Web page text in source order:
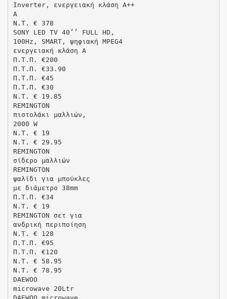
Ιnverter, ενεργειακή κλάση Α++
A
N.T. € 378
SONY LED TV 40’’ FULL HD,
100Hz, SMART, ψηφιακή MPEG4
ενεργειακή κλάση Α
Π.Τ.Π. €200
Π.Τ.Π. €33.90
Π.Τ.Π. €45
Π.Τ.Π. €30
N.T. € 19.85
REMINGTON
πιστολάκι μαλλιών,
2000 W
N.T. € 19
N.T. € 29.95
REMINGTON
σίδερο μαλλιών
REMINGTON
ψαλίδι για μπούκλες
με διάμετρο 38mm
Π.Τ.Π. €34
N.T. € 19
REMINGTON σετ για
ανδρική περιποίηση
N.T. € 128
Π.Τ.Π. €95
Π.Τ.Π. €120
N.T. € 58.95
N.T. € 78.95
DAEWOO
microwave 20Ltr
DAEWOO microwave,